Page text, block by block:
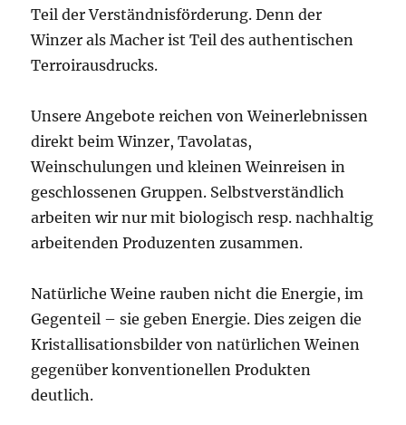
Teil der Verständnisförderung. Denn der
Winzer als Macher ist Teil des authentischen
Terroirausdrucks.
Unsere Angebote reichen von Weinerlebnissen
direkt beim Winzer, Tavolatas,
Weinschulungen und kleinen Weinreisen in
geschlossenen Gruppen. Selbstverständlich
arbeiten wir nur mit biologisch resp. nachhaltig
arbeitenden Produzenten zusammen.
Natürliche Weine rauben nicht die Energie, im
Gegenteil – sie geben Energie. Dies zeigen die
Kristallisationsbilder von natürlichen Weinen
gegenüber konventionellen Produkten
deutlich.